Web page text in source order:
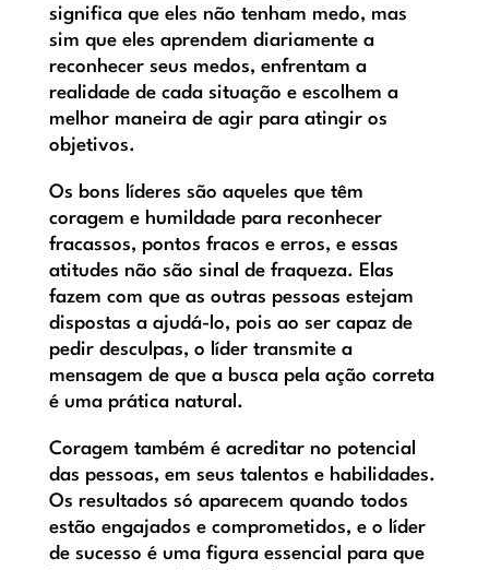
significa que eles não tenham medo, mas
sim que eles aprendem diariamente a
reconhecer seus medos, enfrentam a
realidade de cada situação e escolhem a
melhor maneira de agir para atingir os
objetivos.
Os bons líderes são aqueles que têm
coragem e humildade para reconhecer
fracassos, pontos fracos e erros, e essas
atitudes não são sinal de fraqueza. Elas
fazem com que as outras pessoas estejam
dispostas a ajudá-lo, pois ao ser capaz de
pedir desculpas, o líder transmite a
mensagem de que a busca pela ação correta
é uma prática natural.
Coragem também é acreditar no potencial
das pessoas, em seus talentos e habilidades.
Os resultados só aparecem quando todos
estão engajados e comprometidos, e o líder
de sucesso é uma figura essencial para que